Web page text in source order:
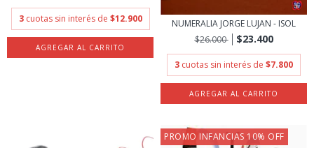
3 cuotas sin interés de $12.900
NUMERALIA JORGE LUJAN - ISOL
$26.000
$23.400
3 cuotas sin interés de $7.800
PROMO INFANCIAS 10% OFF